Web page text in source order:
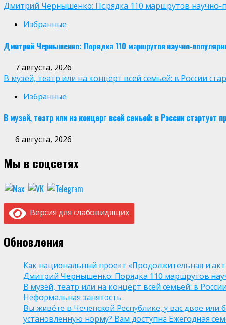
Дмитрий Чернышенко: Порядка 110 маршрутов научно-
Избранные
Дмитрий Чернышенко: Порядка 110 маршрутов научно-
7 августа, 2026
В музей, театр или на концерт всей семьей: в России
Избранные
В музей, театр или на концерт всей семьей: в России
6 августа, 2026
Мы в соцсетях
Версия для слабовидящих
Обновления
Как национальный проект «Продолжительная и
Дмитрий Чернышенко: Порядка 110 маршрутов
В музей, театр или на концерт всей семьей: в
Неформальная занятость
Вы живёте в Чеченской Республике, у вас двое
установленную норму? Вам доступна Ежегодная